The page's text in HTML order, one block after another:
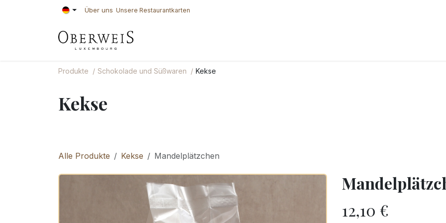
Zum Inhalt springen Über uns Unsere Restaurantkarten
Produkte Schokolade und Süßwaren Kekse
Kekse
Alle Produkte Kekse Mandelplätzchen
12,10 €